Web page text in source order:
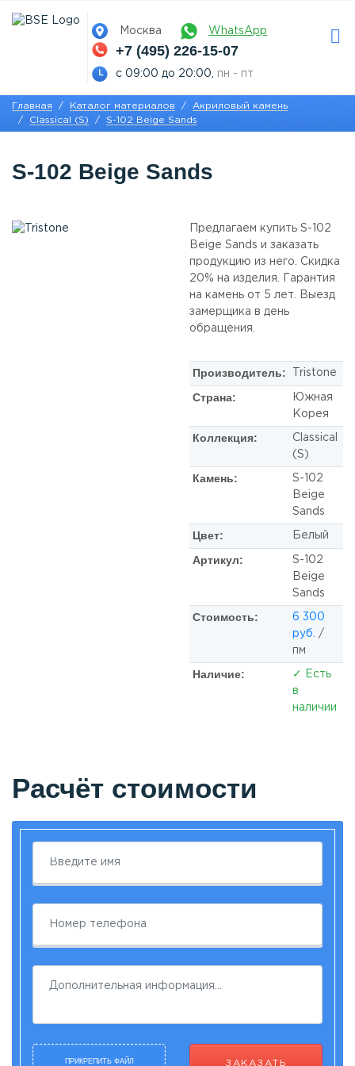
Москва WhatsApp
+7 (495) 226-15-07
с 09:00 до 20:00, пн - пт
Главная Каталог материалов
Акриловый камень
Classical (S)
S-102 Beige Sands
S-102 Beige Sands
Предлагаем купить S-102
Beige Sands и заказать
продукцию из него. Скидка
20% на изделия. Гарантия
на камень от 5 лет. Выезд
замерщика в день
обращения.
Производитель: Tristone
Страна:
Южная
Корея
Коллекция:
Classical
(S)
Камень:
S-102
Beige
Sands
Цвет: Белый
Артикул:
S-102
Beige
Sands
Стоимость:
6 300
руб.
/
пм
Наличие:
✓ Есть
в
наличии
Расчёт стоимости
ПРИКРЕПИТЬ ФАЙЛ ЗАКАЗАТЬ